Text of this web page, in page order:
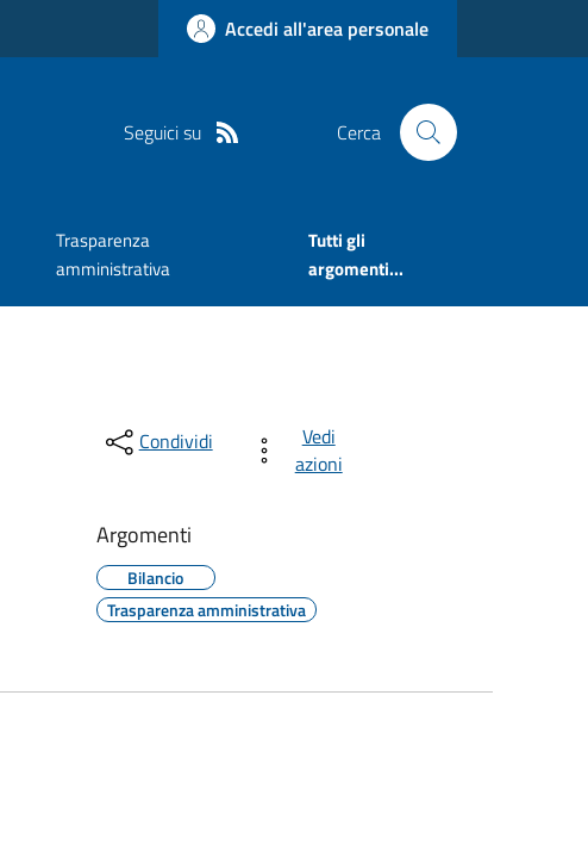
Accedi all'area personale
Seguici su Cerca
Trasparenza
amministrativa
Tutti gli
argomenti...
Condividi
Vedi
azioni
Argomenti
Bilancio
Trasparenza amministrativa